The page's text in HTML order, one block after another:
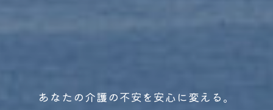
あなたの介護の不安を安心に変える。